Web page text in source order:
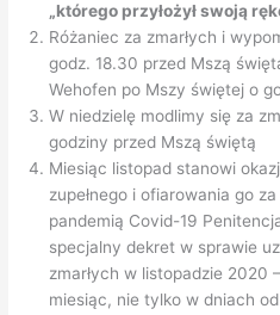
„którego przyłożył swoją
Różaniec za zmarłych i
godz. 18.30 przed Mszą
Wehofen po Mszy świętej o
W niedzielę modlimy się za
godziny przed Mszą świętą
Miesiąc listopad stanowi
zupełnego i ofiarowania go
pandemią Covid-19
specjalny dekret w sprawie
zmarłych w listopadzie 2020
miesiąc, nie tylko w dniach